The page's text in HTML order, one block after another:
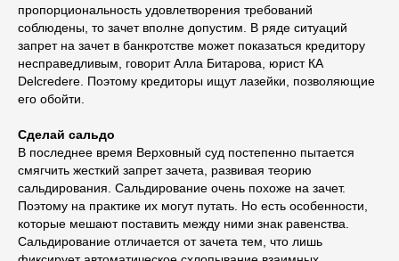
пропорциональность удовлетворения требований
соблюдены, то зачет вполне допустим. В ряде ситуаций
запрет на зачет в банкротстве может показаться кредитору
несправедливым, говорит Алла Битарова, юрист КА
Delcredere. Поэтому кредиторы ищут лазейки, позволяющие
его обойти.
Сделай сальдо
В последнее время Верховный суд постепенно пытается
смягчить жесткий запрет зачета, развивая теорию
сальдирования. Сальдирование очень похоже на зачет.
Поэтому на практике их могут путать. Но есть особенности,
которые мешают поставить между ними знак равенства.
Сальдирование отличается от зачета тем, что лишь